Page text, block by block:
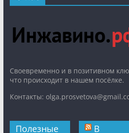
Cвоевременно и в позитивном
что происходит в нашем посёлке.
Контакты:
Полезные
В